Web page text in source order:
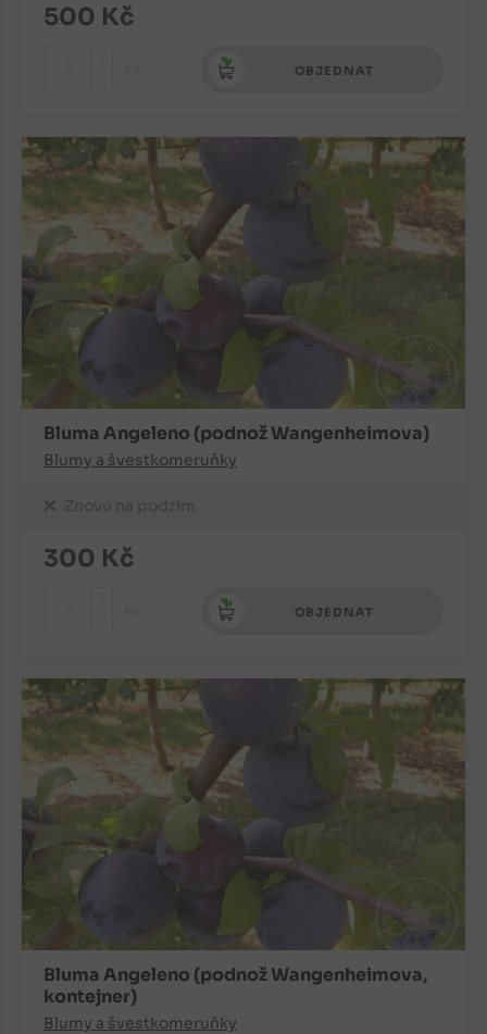
500 Kč
OBJEDNAT
Bluma Angeleno (podnož Wangenheimova)
Blumy a švestkomeruňky
Znovu na podzim
300 Kč
OBJEDNAT
Bluma Angeleno (podnož Wangenheimova,
kontejner)
Blumy a švestkomeruňky